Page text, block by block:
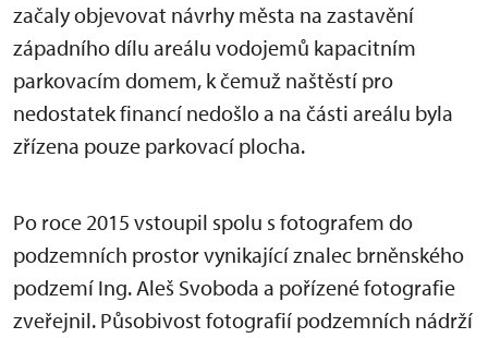
začaly objevovat návrhy města na zastavění
západního dílu areálu vodojemů kapacitním
parkovacím domem, k čemuž naštěstí pro
nedostatek financí nedošlo a na části areálu byla
zřízena pouze parkovací plocha.
Po roce 2015 vstoupil spolu s fotografem do
podzemních prostor vynikající znalec brněnského
podzemí Ing. Aleš Svoboda a pořízené fotografie
zveřejnil. Působivost fotografií podzemních nádrží